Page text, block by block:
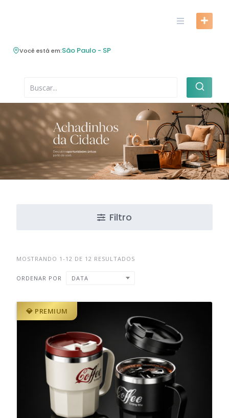
Você está em:São Paulo - SP
Filtro
MOSTRANDO 1-12 DE 12 RESULTADOS
ORDENAR POR DATA
💎 PREMIUM